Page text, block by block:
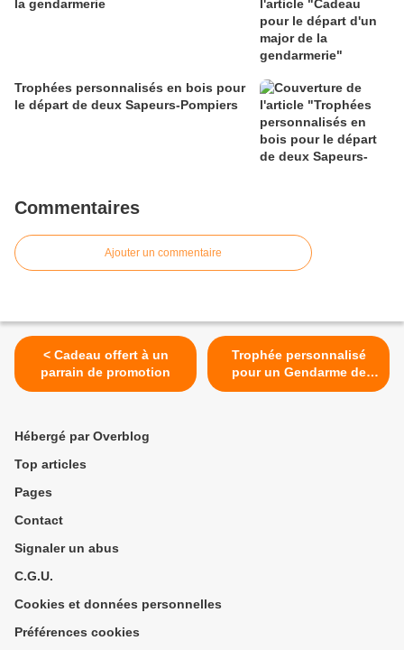
la gendarmerie
Trophées personnalisés en bois pour
le départ de deux Sapeurs-Pompiers
Commentaires
Ajouter un commentaire
< Cadeau offert à un
parrain de promotion
Trophée personnalisé
pour un Gendarme de
l'EDSR de Bourgogne >
Hébergé par Overblog
Top articles
Pages
Contact
Signaler un abus
C.G.U.
Cookies et données personnelles
Préférences cookies